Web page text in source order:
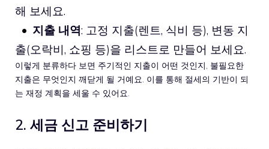
해 보세요.
지출 내역: 고정 지출(렌트, 식비 등), 변동 지
출(오락비, 쇼핑 등)을 리스트로 만들어 보세요.
이렇게 분류하다 보면 주기적인 지출이 어떤 것인지, 불필요한
지출은 무엇인지 깨닫게 될 거예요. 이를 통해 절세의 기반이 되
는 재정 계획을 세울 수 있어요.
2. 세금 신고 준비하기